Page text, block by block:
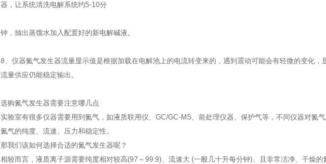
器，让系统清洗电解系统约5-10分
钟，抽出蒸馏水加入配置好的新电解碱液。
8、仪器氮气发生器流量显示值是根据加载在电解池上的电流转变来的，遇到震动可能会有轻微的变化，
流量供应仍能稳定输出。
选购氮气发生器需要注意哪几点
实验室有很多仪器需要用到氮气，如液质联用仪、GC/GC-MS、前处理仪器、保护气等，不同仪器对氮
氮气的纯度、流速、压力和稳定性。
那我们该如何选择合适的氮气发生器呢？
相较而言，液质离子源需要纯度相对较高(97～99.9)、流速大 (一般几十升每分钟)、且非常洁净、干燥